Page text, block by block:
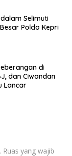
Selimuti
Polda Kepri
di
dan Ciwandan
Lancar
Ruas yang wajib